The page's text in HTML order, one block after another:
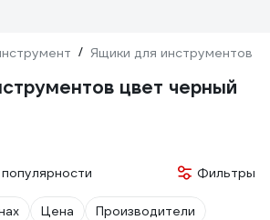
/ Ящики для инструментов
цвет черный
Фильтры
Цена Производители